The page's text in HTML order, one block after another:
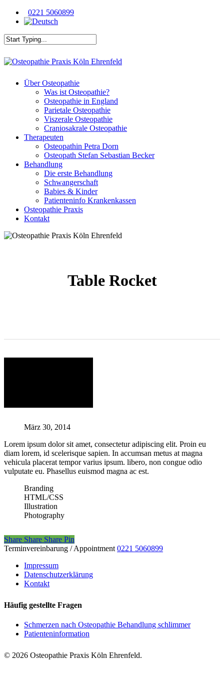
Skip
content
0221 5060899
Close
Menu
Über Osteopathie
Was ist Osteopathie?
Osteopathie in England
Parietale Osteopathie
Viszerale Osteopathie
Craniosakrale Osteopathie
Therapeuten
Osteopathin Petra Dorn
Osteopath Stefan Sebastian Becker
Behandlung
Die erste Behandlung
Schwangerschaft
Babies & Kinder
Patienteninfo Krankenkassen
Osteopathie Praxis
Kontakt
Table Rocket
März 30, 2014
Lorem ipsum dolor sit amet, consectetur adipiscing elit. Proin eu
diam lorem, id scelerisque sapien. In accumsan metus at magna
vehicula placerat tempor varius ipsum. libero, non congue odio
vulputate eu. Phasellus euismod magna ac est.
Branding
HTML/CSS
Illustration
Photography
Share Share Share Pin
Terminvereinbarung / Appointment 0221 5060899
Impressum
Datenschutzerklärung
Kontakt
Häufig gestellte Fragen
Schmerzen nach Osteopathie Behandlung schlimmer
Patienteninformation
© 2026 Osteopathie Praxis Köln Ehrenfeld.